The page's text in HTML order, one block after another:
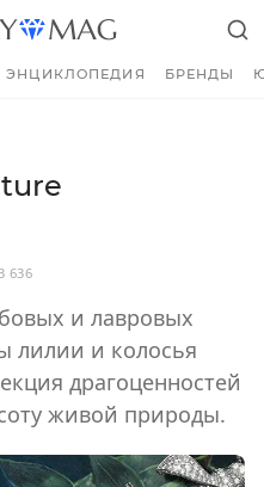
ЭНЦИКЛОПЕДИЯ БРЕНДЫ
636
и лавровых
лилии и колосья
драгоценностей
живой природы.